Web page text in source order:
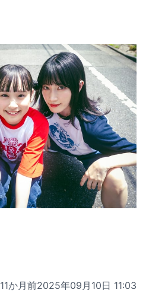
11か月前2025年09月10日 11:03